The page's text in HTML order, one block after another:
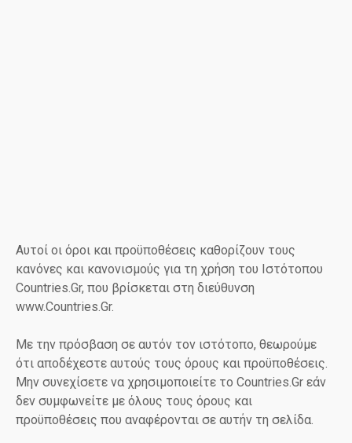
Αυτοί οι όροι και προϋποθέσεις καθορίζουν τους
κανόνες και κανονισμούς για τη χρήση του Ιστότοπου
Countries.Gr, που βρίσκεται στη διεύθυνση
www.Countries.Gr.
Με την πρόσβαση σε αυτόν τον ιστότοπο, θεωρούμε
ότι αποδέχεστε αυτούς τους όρους και προϋποθέσεις.
Μην συνεχίσετε να χρησιμοποιείτε το Countries.Gr εάν
δεν συμφωνείτε με όλους τους όρους και
προϋποθέσεις που αναφέρονται σε αυτήν τη σελίδα.